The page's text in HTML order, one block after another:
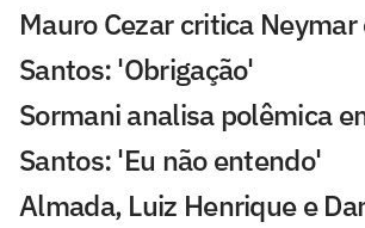
Mauro Cezar critica
Santos: 'Obrigação'
Sormani analisa polêmica
Santos: 'Eu não entendo'
Almada, Luiz Henrique e